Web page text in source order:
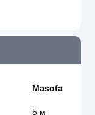
Masofa
5 м